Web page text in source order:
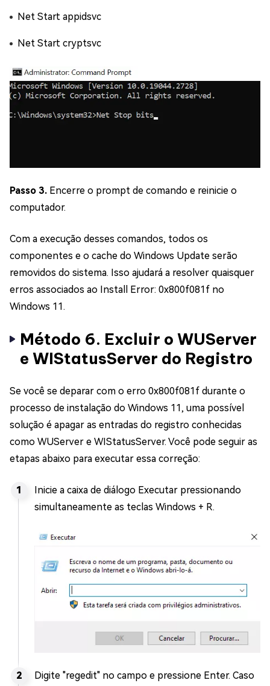
Net Start appidsvc
Net Start cryptsvc
Passo 3. Encerre o prompt de comando e reinicie o
computador.
Com a execução desses comandos, todos os
componentes e o cache do Windows Update serão
removidos do sistema. Isso ajudará a resolver quaisquer
erros associados ao Install Error: 0x800f081f no
Windows 11.
Método 6. Excluir o WUServer
e WIStatusServer do Registro
Se você se deparar com o erro 0x800f081f durante o
processo de instalação do Windows 11, uma possível
solução é apagar as entradas do registro conhecidas
como WUServer e WIStatusServer. Você pode seguir as
etapas abaixo para executar essa correção:
Inicie a caixa de diálogo Executar pressionando
simultaneamente as teclas Windows + R.
Digite "regedit" no campo e pressione Enter. Caso